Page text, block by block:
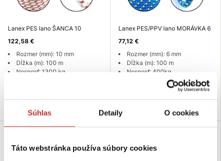
Súhlas Detaily O cookies
Táto webstránka používa súbory cookies
Lanex PES lano ŠANCA 10
122,58 €
Rozmer (mm): 10 mm
Dĺžka (m): 100 m
Nosnosť: 1300 kg
Lanex PES/PPV lano MORÁVKA 6
77,12 €
Rozmer (mm): 6 mm
Dĺžka (m): 100 m
Nosnosť: 400kg